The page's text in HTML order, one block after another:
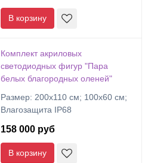
В корзину
Комплект акриловых
светодиодных фигур "Пара
белых благородных оленей"
Размер: 200x110 см; 100х60 см;
Влагозащита IP68
158 000 руб
В корзину